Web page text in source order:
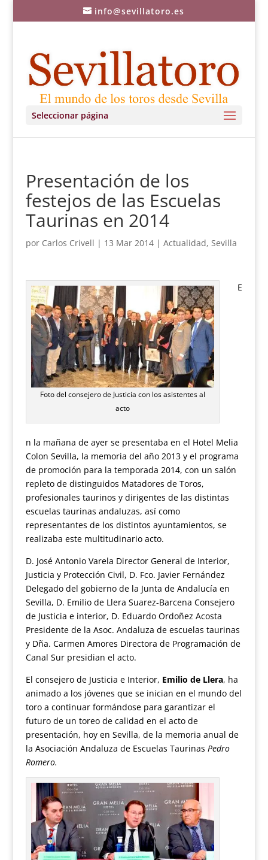
info@sevillatoro.es
Seleccionar página
Presentación de los
festejos de las Escuelas
Taurinas en 2014
por Carlos Crivell | 13 Mar 2014| Actualidad, Sevilla
Foto del consejero de Justicia con los asistentes al
acto
E
n la mañana de ayer se presentaba en el Hotel Melia
Colon Sevilla, la memoria del año 2013 y el programa
de promoción para la temporada 2014, con un salón
repleto de distinguidos Matadores de Toros,
profesionales taurinos y dirigentes de las distintas
escuelas taurinas andaluzas, así como
representantes de los distintos ayuntamientos, se
realizaba este multitudinario acto.
D. José Antonio Varela Director General de Interior,
Justicia y Protección Civil, D. Fco. Javier Fernández
Delegado del gobierno de la Junta de Andalucía en
Sevilla, D. Emilio de Llera Suarez-Barcena Consejero
de Justicia e interior, D. Eduardo Ordoñez Acosta
Presidente de la Asoc. Andaluza de escuelas taurinas
y Dña. Carmen Amores Directora de Programación de
Canal Sur presidian el acto.
El consejero de Justicia e Interior, Emilio de Llera, ha
animado a los jóvenes que se inician en el mundo del
toro a continuar formándose para garantizar el
futuro de un toreo de calidad en el acto de
presentación, hoy en Sevilla, de la memoria anual de
la Asociación Andaluza de Escuelas Taurinas Pedro
Romero.